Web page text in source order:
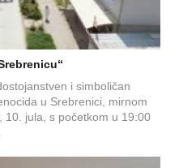
i simboličan
u Srebrenici, mirnom
10. jula, s početkom u 19:00